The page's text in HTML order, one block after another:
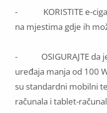
- KORISTITE e-
na mjestima gdje ih
- OSIGURAJTE da je
uređaja manja od 100
su standardni mobilni
računala i tablet-